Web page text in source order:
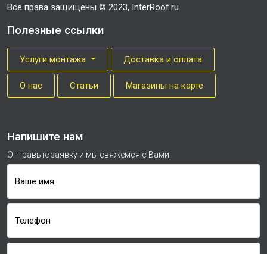
Все права защищены © 2023, InterRoof.ru
Полезные ссылки
Услуги монтажа Доставка и оплата
О нас Cтатьи Магазины на карте
Напишите нам
Отправьте заявку и мы свяжемся с Вами!
Ваше имя
Телефон